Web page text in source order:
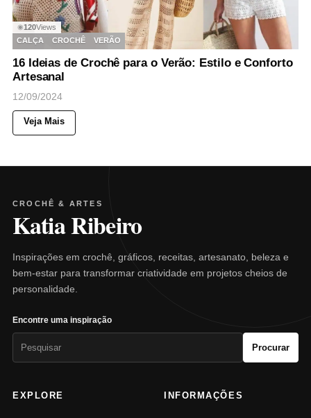
◉120Views
CALÇA
CROCHÊ VERÃO
16 Ideias de Crochê para o Verão: Estilo e Conforto
Artesanal
12/09/2024
Veja Mais
CROCHÊ & ARTES
Katia Ribeiro
Inspirações em crochê, gráficos, receitas, artesanato, beleza e
bem-estar para transformar criatividade em projetos cheios de
personalidade.
Encontre uma inspiração
Procurar
EXPLORE INFORMAÇÕES